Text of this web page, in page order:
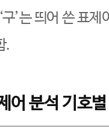
’는 띄어 쓴 표
.
어 분석 기호